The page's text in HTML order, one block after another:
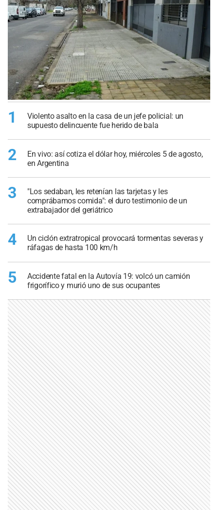
1
Violento asalto en la casa de un jefe policial: un
supuesto delincuente fue herido de bala
2
En vivo: así cotiza el dólar hoy, miércoles 5 de agosto,
en Argentina
3
"Los sedaban, les retenían las tarjetas y les
comprábamos comida": el duro testimonio de un
extrabajador del geriátrico
4
Un ciclón extratropical provocará tormentas severas y
ráfagas de hasta 100 km/h
5
Accidente fatal en la Autovía 19: volcó un camión
frigorífico y murió uno de sus ocupantes